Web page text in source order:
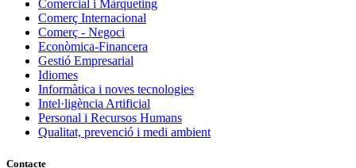
Comercial i Màrqueting
Comerç Internacional
Comerç - Negoci
Econòmica-Financera
Gestió Empresarial
Idiomes
Informàtica i noves tecnologies
Intel·ligència Artificial
Personal i Recursos Humans
Qualitat, prevenció i medi ambient
Contacte